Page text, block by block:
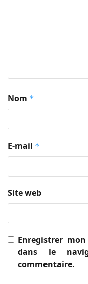
Nom *
E-mail *
Site web
Enregistrer
dans le
commentaire.